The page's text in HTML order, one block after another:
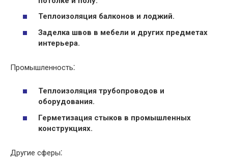
Теплоизоляция балконов и лоджий.
Заделка швов в мебели и других предметах
интерьера.
Промышленность⁚
Теплоизоляция трубопроводов и
оборудования.
Герметизация стыков в промышленных
конструкциях.
Другие сферы⁚